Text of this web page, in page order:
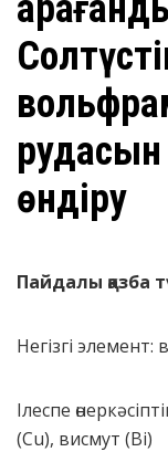
өндіру
Пайдалы қазба
Негізгі
Ілеспе
(Cu), висмут (Bi)